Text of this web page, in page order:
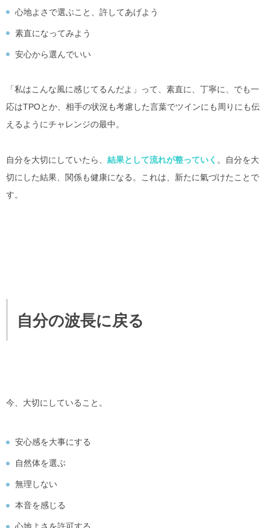
心地よさで選ぶこと、許してあげよう
素直になってみよう
安心から選んでいい
「私はこんな風に感じてるんだよ」って、素直に、丁寧に、でも一
応はTPOとか、相手の状況も考慮した言葉でツインにも周りにも伝
えるようにチャレンジの最中。
自分を大切にしていたら、 結果として流れが整っていく 。自分を大
切にした結果、関係も健康になる。これは、新たに氣づけたことで
す。
自分の波長に戻る
今、大切にしていること。
安心感を大事にする
自然体を選ぶ
無理しない
本音を感じる